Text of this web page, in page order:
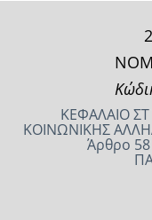
ΚΕΦΑΛΑΙΟ
ΚΟΙΝΩΝΙΚΗΣ
Άρθρο 58